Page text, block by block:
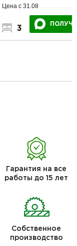
Цена с 31.08
3
Гарантия на все
работы до 15 лет
Собственное
производство